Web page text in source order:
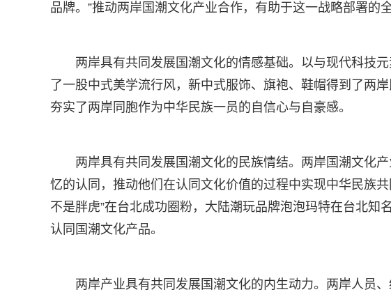
品牌。”推动两岸国潮文化产业合作，有助于这一战略部署的全
两岸具有共同发展国潮文化的情感基础。以与现代科技
了一股中式美学流行风，新中式服饰、旗袍、鞋帽得到了两
夯实了两岸同胞作为中华民族一员的自信心与自豪感。
两岸具有共同发展国潮文化的民族情结。两岸国潮文化
忆的认同，推动他们在认同文化价值的过程中实现中华民族
不是胖虎”在台北成功圈粉，大陆潮玩品牌泡泡玛特在台北知
认同国潮文化产品。
两岸产业具有共同发展国潮文化的内生动力。两岸人员